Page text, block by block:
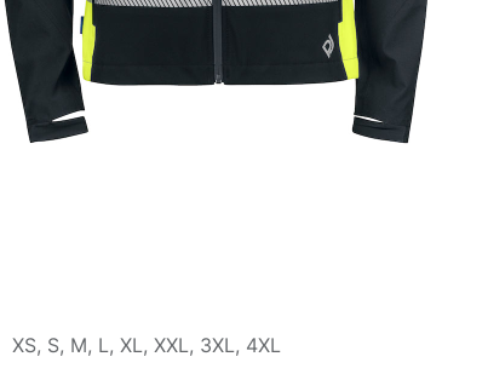
XS, S, M, L, XL, XXL, 3XL, 4XL